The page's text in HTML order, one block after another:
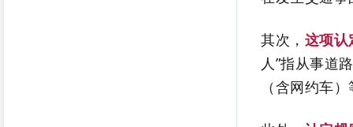
其次， 这项认
人”指从事道
（含网约车